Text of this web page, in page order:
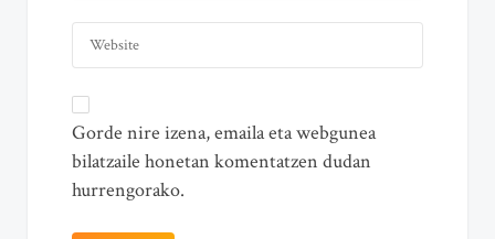
Gorde nire izena, emaila eta webgunea
bilatzaile honetan komentatzen dudan
hurrengorako.